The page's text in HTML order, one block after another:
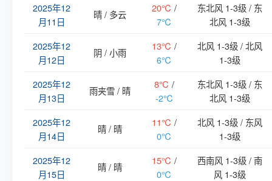
2025年12
月11日
晴 / 多云
20℃ /
7℃
东北风 1-3级 / 东
北风 1-3级
2025年12
月12日
阴 / 小雨
13℃ /
6℃
北风 1-3级 / 北风
1-3级
2025年12
月13日
雨夹雪 / 晴
8℃ /
-2℃
东北风 1-3级 / 东
北风 1-3级
2025年12
月14日
晴 / 晴
11℃ /
0℃
北风 1-3级 / 东风
1-3级
2025年12
月15日
晴 / 晴
15℃ /
0℃
西南风 1-3级 / 南
风 1-3级